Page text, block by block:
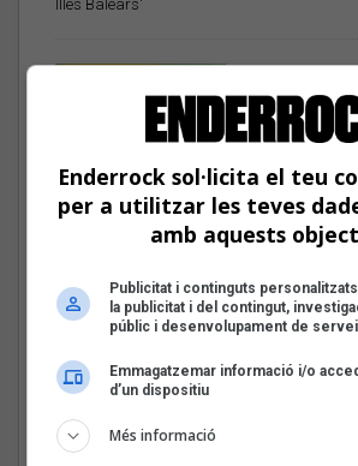
Illes Balears'
futbol
Mark Boske:
de
Enderrock sol·licita el teu
per a utilitzar les teves
amb aquests
Publicitat i continguts
la publicitat i del contingut,
públic i desenvolupament de
Emmagatzemar informació i/o
d’un dispositiu
Més informació